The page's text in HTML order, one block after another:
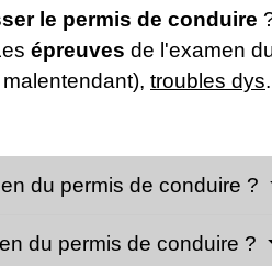
le permis de conduire
épreuves de l'examen
troubles dys
du permis de conduire ?
du permis de conduire ?